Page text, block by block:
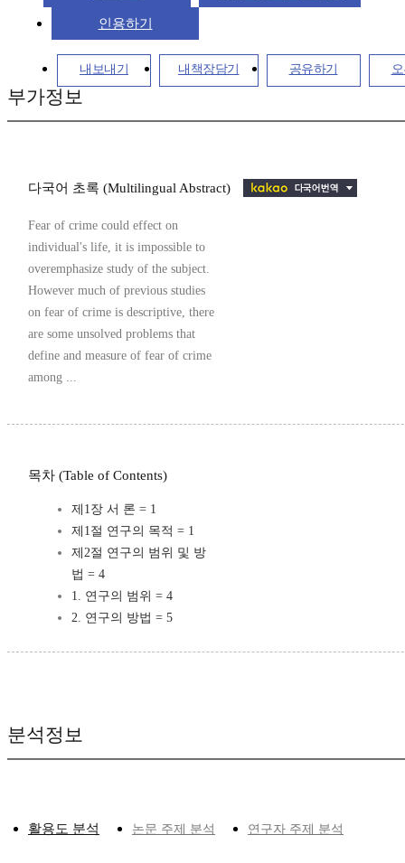
인용하기
내보내기 내책장담기 공유하기
부가정보
다국어 초록 (Multilingual Abstract)
Fear of crime could effect on
individual's life, it is impossible to
overemphasize study of the subject.
However much of previous studies
on fear of crime is descriptive, there
are some unsolved problems that
define and measure of fear of crime
among ...
목차 (Table of Contents)
제1장 서 론 = 1
제1절 연구의 목적 = 1
제2절 연구의 범위 및 방
법 = 4
1. 연구의 범위 = 4
2. 연구의 방법 = 5
분석정보
활용도 분석 논문 주제 분석 연구자 주제 분석